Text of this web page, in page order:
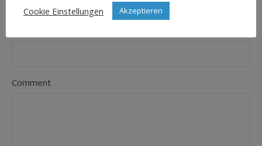
Comment
Cookie Einstellungen
Akzeptieren